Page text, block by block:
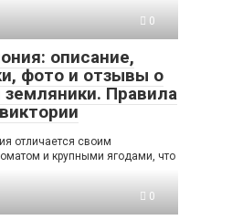
0
описание,
фото и отзывы о
земляники. Правила
отличается своим
и крупными ягодами, что
0